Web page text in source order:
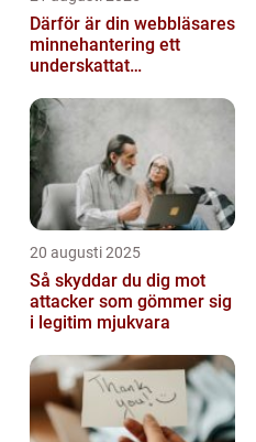
Därför är din webbläsares
minnehantering ett
underskattat
20 augusti 2025
Så skyddar du dig mot
attacker som gömmer sig
i legitim mjukvara